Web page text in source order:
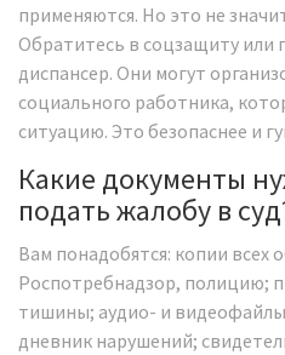
применяются. Но это не
Обратитесь в соцзащиту или
диспансер. Они могут
социального работника,
ситуацию. Это безопаснее и
Какие документы
подать жалобу в
Вам понадобятся: копии всех
Роспотребнадзор, полицию;
тишины; аудио- и
дневник нарушений;